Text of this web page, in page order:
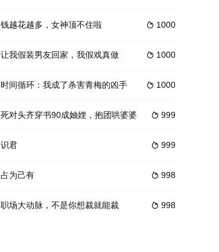
 1000
钱越花越多，女神顶不住啦
 1000
让我假装男友回家，我假戏真做
 1000
时间循环：我成了杀害青梅的凶手
 999
死对头齐穿书90成妯娌，抱团哄婆婆
 999
识君
 998
占为己有
 998
职场大动脉，不是你想裁就能裁